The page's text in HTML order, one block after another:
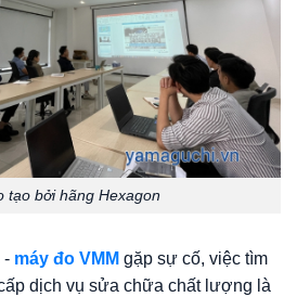
tạo bởi hãng Hexagon
- máy đo VMM gặp sự cố, việc tìm
dịch vụ sửa chữa chất lượng là